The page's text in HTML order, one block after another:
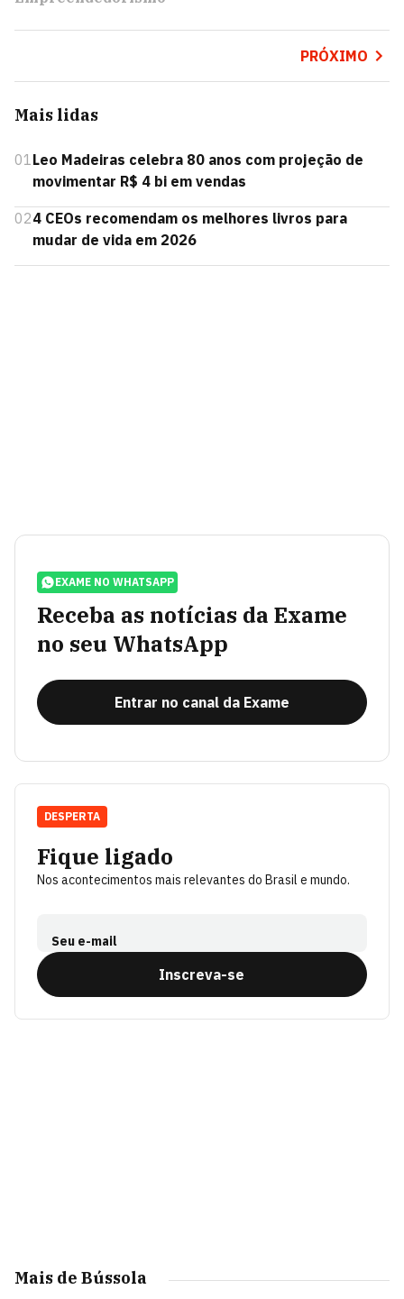
PRÓXIMO
Mais lidas
01Leo Madeiras celebra 80 anos com projeção de
movimentar R$ 4 bi em vendas
024 CEOs recomendam os melhores livros para
mudar de vida em 2026
EXAME NO WHATSAPP
Receba as notícias da Exame
no seu WhatsApp
Entrar no canal da Exame
Fique ligado
Nos acontecimentos mais relevantes do Brasil e mundo.
Seu e-mail
Inscreva-se
DESPERTA
Mais de Bússola